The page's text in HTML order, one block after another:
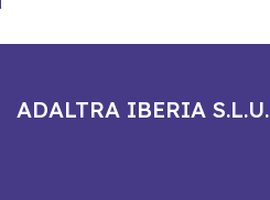
ADALTRA IBERIA S.L.U.